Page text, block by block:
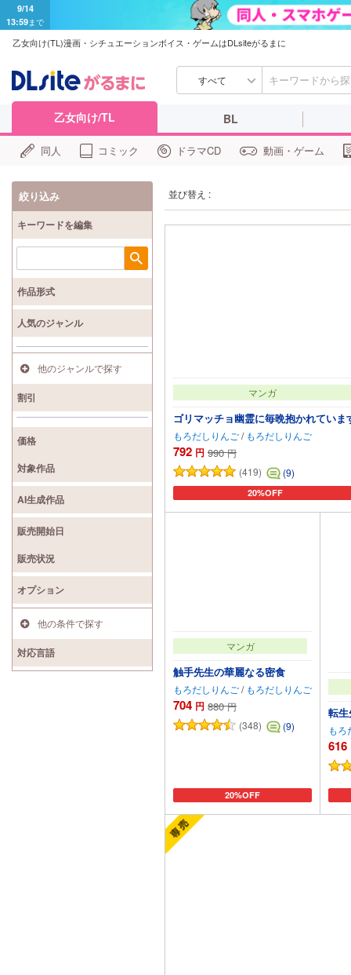
9/14
13:59まで
乙女向け(TL)漫画・シチュエーションボイス・ゲームはDLsiteがるまに
すべて
乙女向け/TL BL
同人 コミック ドラマCD 動画・ゲーム
並び替え :
マンガ
ゴリマッチョ幽霊に毎晩抱かれていま
もろだしりんご/ もろだしりんご
792 円 990 円
(419)
(9)
20%OFF
カートに追加
マンガ
触手先生の華麗なる密食
もろだしりんご/ もろだしりんご
704 円 880 円
(348)
(9)
20%OFF
カートに追加
転
もろ
616
絞り込み
キーワードを編集
検索
作品形式
人気のジャンル
他のジャンルで探す
割引
価格
対象作品
AI生成作品
販売開始日
販売状況
オプション
他の条件で探す
対応言語